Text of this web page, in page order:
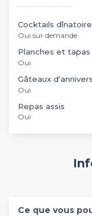
Cocktails
Oui sur demande
Planches et tapas
Oui
Gâteaux
Oui
Repas assis
Oui
Ce que vous